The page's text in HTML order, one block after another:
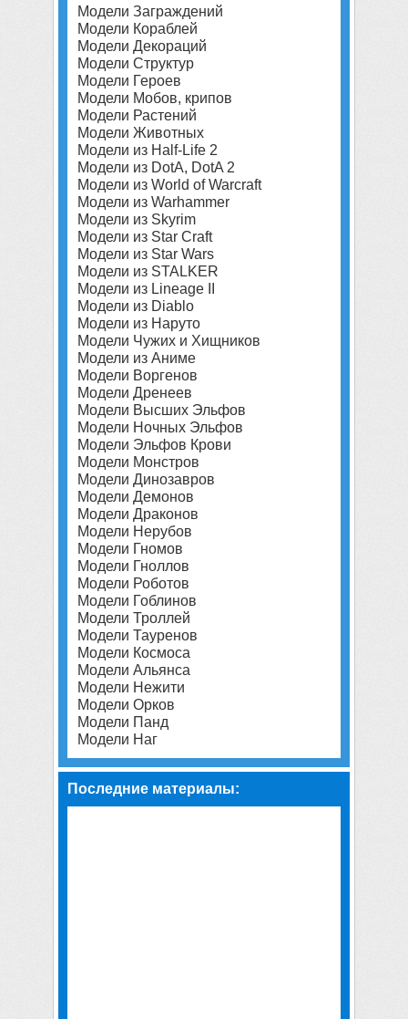
Модели Заграждений
Модели Кораблей
Модели Декораций
Модели Структур
Модели Героев
Модели Мобов, крипов
Модели Растений
Модели Животных
Модели из Half-Life 2
Модели из DotA, DotA 2
Модели из World of Warcraft
Модели из Warhammer
Модели из Skyrim
Модели из Star Craft
Модели из Star Wars
Модели из STALKER
Модели из Lineage II
Модели из Diablo
Модели из Наруто
Модели Чужих и Хищников
Модели из Аниме
Модели Воргенов
Модели Дренеев
Модели Высших Эльфов
Модели Ночных Эльфов
Модели Эльфов Крови
Модели Монстров
Модели Динозавров
Модели Демонов
Модели Драконов
Модели Нерубов
Модели Гномов
Модели Гноллов
Модели Роботов
Модели Гоблинов
Модели Троллей
Модели Тауренов
Модели Космоса
Модели Альянса
Модели Нежити
Модели Орков
Модели Панд
Модели Наг
Последние материалы: